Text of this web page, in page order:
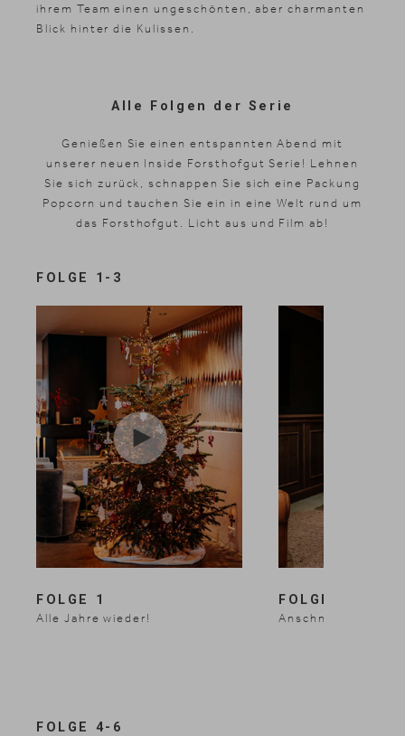
Shopping
Galerie
ihrem Team einen ungeschönten, aber charmanten
Blick hinter die Kulissen.
Alle Folgen der Serie
Genießen Sie einen entspannten Abend mit
unserer neuen Inside Forsthofgut Serie! Lehnen
Sie sich zurück, schnappen Sie sich eine Packung
Popcorn und tauchen Sie ein in eine Welt rund um
das Forsthofgut. Licht aus und Film ab!
FOLGE 1-3
FOLGE 1
Alle Jahre wieder!
FOLGE 2
Anschnallen und
FOLGE 4-6